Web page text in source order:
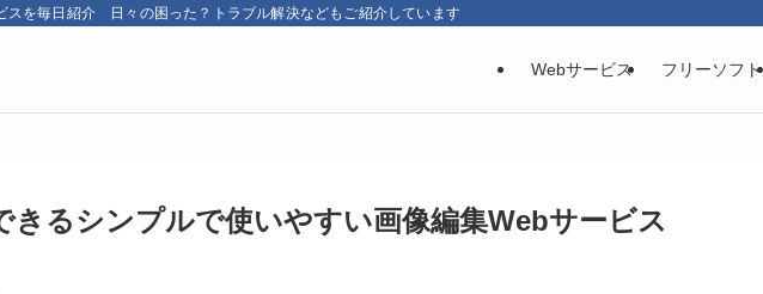
スを毎日紹介 日々の困った？トラブル解決などもご紹介しています
Webサービス フリーソフト
きるシンプルで使いやすい画像編集Webサービス